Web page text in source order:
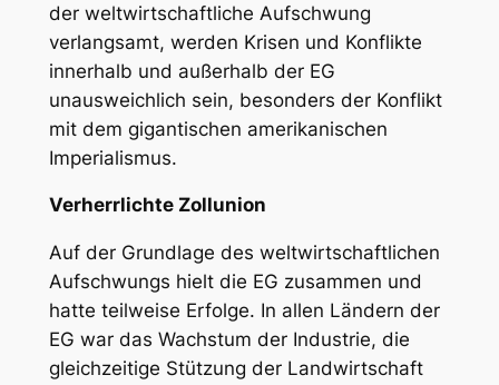
der weltwirtschaftliche Aufschwung
verlangsamt, werden Krisen und Konflikte
innerhalb und außerhalb der EG
unausweichlich sein, besonders der Konflikt
mit dem gigantischen amerikanischen
Imperialismus.
Verherrlichte Zollunion
Auf der Grundlage des weltwirtschaftlichen
Aufschwungs hielt die EG zusammen und
hatte teilweise Erfolge. In allen Ländern der
EG war das Wachstum der Industrie, die
gleichzeitige Stützung der Landwirtschaft